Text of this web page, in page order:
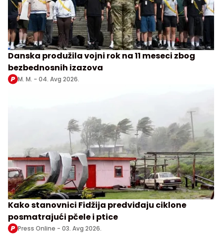
Danska produžila vojni rok na 11 meseci zbog
bezbednosnih izazova
M. M. - 04. Avg 2026.
Kako stanovnici Fidžija predviđaju ciklone
posmatrajući pčele i ptice
Press Online - 03. Avg 2026.